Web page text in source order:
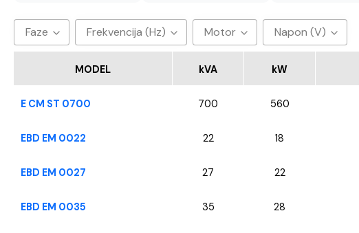
Faze Frekvencija (Hz)
50hz
Motor
Baudouin
CUMMINS
FPT - Iveco
Perkins
VOLVO
YANGDONG
Napon (V)
400V
MODEL kVA kW
E CM ST 0700 700 560
EBD EM 0022 22 18
EBD EM 0027 27 22
EBD EM 0035 35 28